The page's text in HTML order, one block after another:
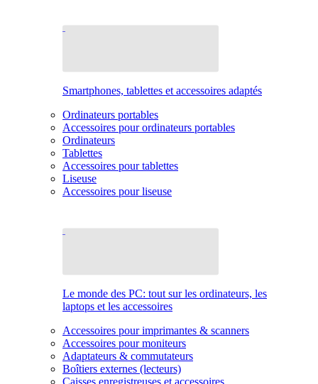
Smartphones, tablettes et accessoires adaptés
Ordinateurs portables
Accessoires pour ordinateurs portables
Ordinateurs
Tablettes
Accessoires pour tablettes
Liseuse
Accessoires pour liseuse
Le monde des PC: tout sur les ordinateurs, les
laptops et les accessoires
Accessoires pour imprimantes & scanners
Accessoires pour moniteurs
Adaptateurs & commutateurs
Boîtiers externes (lecteurs)
Caisses enregistreuses et accessoires